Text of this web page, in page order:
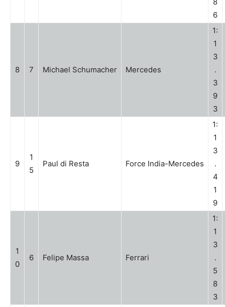
6
8 7 Michael Schumacher Mercedes
1:
1
3
.
3
9
3
9
1
5
Paul di Resta Force India-Mercedes
1:
1
3
.
4
1
9
1
0
6 Felipe Massa Ferrari
1:
1
3
.
5
8
3